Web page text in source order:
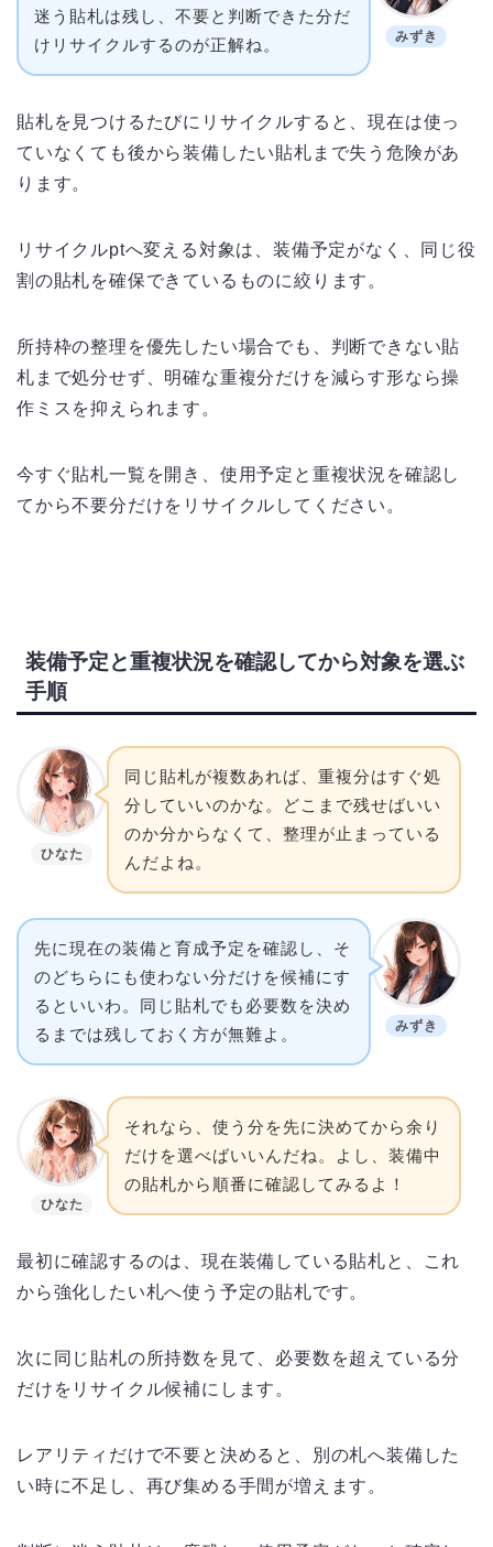
みずき
迷う貼札は残し、不要と判断できた分だ
けリサイクルするのが正解ね。
貼札を見つけるたびにリサイクルすると、現在は使っ
ていなくても後から装備したい貼札まで失う危険があ
ります。
リサイクルptへ変える対象は、装備予定がなく、同じ役
割の貼札を確保できているものに絞ります。
所持枠の整理を優先したい場合でも、判断できない貼
札まで処分せず、明確な重複分だけを減らす形なら操
作ミスを抑えられます。
今すぐ貼札一覧を開き、使用予定と重複状況を確認し
てから不要分だけをリサイクルしてください。
装備予定と重複状況を確認してから対象を選ぶ
手順
ひなた
同じ貼札が複数あれば、重複分はすぐ処
分していいのかな。どこまで残せばいい
のか分からなくて、整理が止まっている
んだよね。
みずき
先に現在の装備と育成予定を確認し、そ
のどちらにも使わない分だけを候補にす
るといいわ。同じ貼札でも必要数を決め
るまでは残しておく方が無難よ。
ひなた
それなら、使う分を先に決めてから余り
だけを選べばいいんだね。よし、装備中
の貼札から順番に確認してみるよ！
最初に確認するのは、現在装備している貼札と、これ
から強化したい札へ使う予定の貼札です。
次に同じ貼札の所持数を見て、必要数を超えている分
だけをリサイクル候補にします。
レアリティだけで不要と決めると、別の札へ装備した
い時に不足し、再び集める手間が増えます。